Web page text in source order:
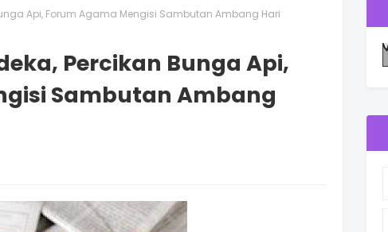
Api, Forum Agama Mengisi Sambutan Ambang Hari
Percikan Bunga Api,
Sambutan Ambang